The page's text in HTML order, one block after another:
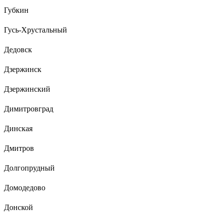
Губкин
Гусь-Хрустальный
Дедовск
Дзержинск
Дзержинский
Димитровград
Динская
Дмитров
Долгопрудный
Домодедово
Донской